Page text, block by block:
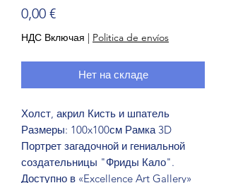
0,00 €Цена
НДС Включая | Politica de envíos
Нет на складе
Холст, акрил Кисть и шпатель
Размеры: 100x100см Рамка 3D
Портрет загадочной и гениальной
создательницы "Фриды Кало".
Доступно в «Excellence Art Gallery»